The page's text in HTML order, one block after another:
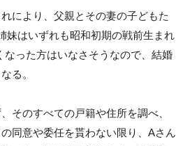
により、父親とその妻の子どもた
妹はいずれも昭和初期の戦前生まれ
った方はいなさそうなので、結婚
る。
そのすべての戸籍や住所を調べ、
同意や委任を貰わない限り、Aさん